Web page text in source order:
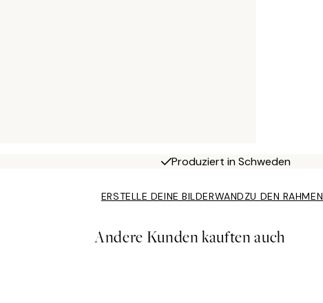
Produziert in Schweden
ERSTELLE DEINE BILDERWANDZU DEN RAHMEN
Andere Kunden kauften auch